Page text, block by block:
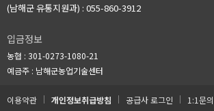
(남해군 유통지원과) : 055-860-3912
입금정보
농협 : 301-0273-1080-21
예금주 : 남해군농업기술센터
이용약관 개인정보취급방침 공급사 로그인 1:1문의